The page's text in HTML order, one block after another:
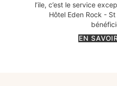
l’ile, c’est le service
Hôtel Eden Rock -
EN